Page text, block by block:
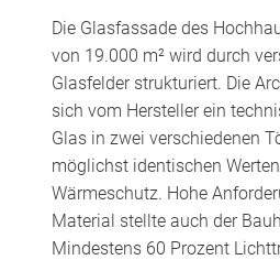
Die Glasfassade des
von 19.000 m² wird durch
Glasfelder strukturiert. Die
sich vom Hersteller ein
Glas in zwei verschiedenen
möglichst identischen
Wärmeschutz. Hohe
Material stellte auch der
Mindestens 60 Prozent